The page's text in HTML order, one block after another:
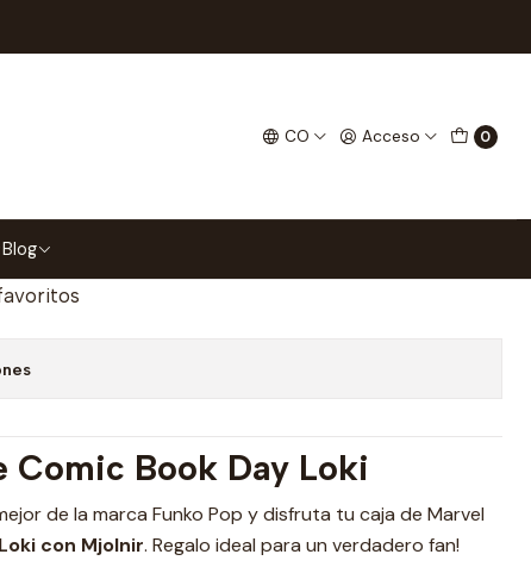
CO Acceso 0
Blog
Day Loki
Free Comic Book Day
al Carrito Comprar ahora
Comic Book Day Loki
de la marca Funko Pop y disfruta tu caja de Marvel
con Mjolnir. Regalo ideal para un verdadero fan!